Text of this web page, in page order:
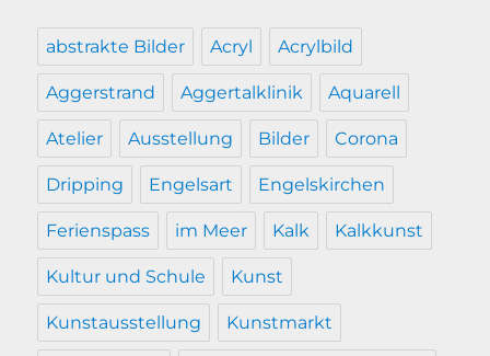
abstrakte Bilder Acryl Acrylbild
Aggerstrand Aggertalklinik Aquarell
Atelier Ausstellung Bilder Corona
Dripping Engelsart Engelskirchen
Ferienspass im Meer Kalk Kalkkunst
Kultur und Schule Kunst
Kunstausstellung Kunstmarkt